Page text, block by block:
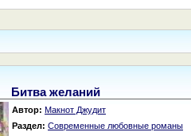
Битва желаний
Автор: Макнот Джудит
Раздел: Современные любовные романы